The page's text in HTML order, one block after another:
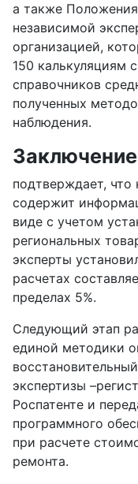
а также
независимой
организацией,
150 калькуляциям
справочников
полученных
наблюдения.
подтверждает,
содержит
виде с учетом
региональных
эксперты
расчетах
пределах 5%.
Следующий этап
единой методики
экспертизы
Роспатенте и
программного
при расчете
ремонта.